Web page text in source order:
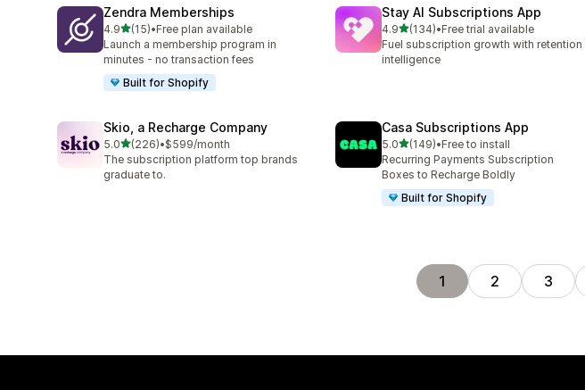
Zendra Memberships
4.95つ星中
(15)
合計レビュー数：15件
•Free plan available
Launch a membership program in
minutes - no transaction fees
Built for Shopify
Stay AI Subscriptions App
4.95つ星中
(134)
合計レビュー数：134件
•Free trial available
Fuel subscription growth with retention
intelligence
Skio, a Recharge Company
5.05つ星中
(226)
合計レビュー数：226件
•$599/month
The subscription platform top brands
graduate to.
Casa Subscriptions App
5.05つ星中
(149)
合計レビュー数：149件
•Free to install
Recurring Payments Subscription
Boxes to Recharge Boldly
Built for Shopify
1 2 3